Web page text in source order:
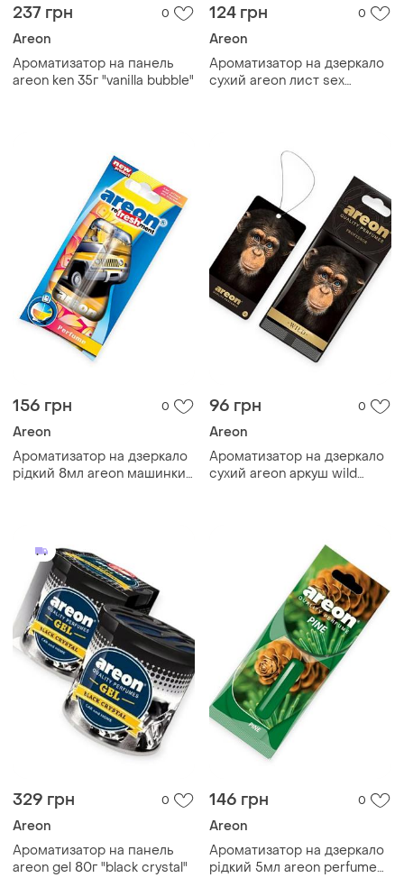
237 грн 0
Areon
Ароматизатор на панель
areon ken 35г "vanilla bubble"
124 грн 0
Areon
Ароматизатор на дзеркало
сухий areon лист sex
156 грн 0
Areon
Ароматизатор на дзеркало
рідкий 8мл areon машинки
96 грн 0
Areon
Ароматизатор на дзеркало
сухий areon аркуш wild
329 грн 0
Areon
Ароматизатор на панель
areon gel 80г "black crystal"
146 грн 0
Areon
Ароматизатор на дзеркало
рідкий 5мл areon perfume